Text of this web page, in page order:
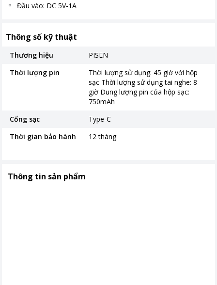
Đầu vào: DC 5V-1A
Thông số kỹ thuật
Thương hiệu
PISEN
Thời lượng pin
Thời lượng sử dụng: 45 giờ với hộp
sạc Thời lượng sử dụng tai nghe: 8
giờ Dung lượng pin của hộp sạc:
750mAh
Cổng sạc
Type-C
Thời gian bảo hành
12 tháng
Thông tin sản phẩm